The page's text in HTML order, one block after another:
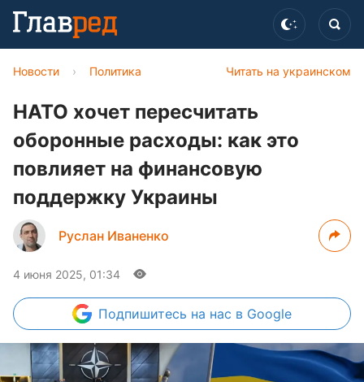
Читать на украинском
Новости › Политика
НАТО хочет пересчитать
оборонные расходы: как это
повлияет на финансовую
поддержку Украины
Руслан Иваненко
4 июня 2025, 01:34
Подпишитесь на нас в Google